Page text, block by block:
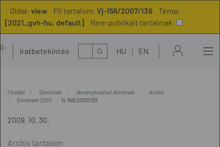
Oldal: view Fő tartalom: Vj-156/2007/139
Téma:
[2021_gvh-hu, default]
Nem publikált tartalmak:
Iratbetekintés Kereső HU EN
Főoldal Döntések Versenyhivatali döntések
Archív
Döntések 2007
Vj-156/2007/139
2009. 10. 30.